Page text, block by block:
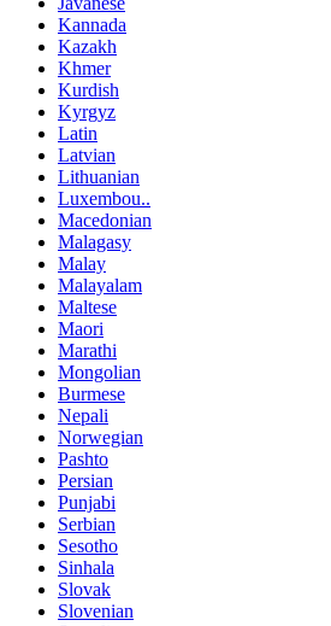
Kannada
Kazakh
Khmer
Kurdish
Kyrgyz
Latin
Latvian
Lithuanian
Luxembou..
Macedonian
Malagasy
Malay
Malayalam
Maltese
Maori
Marathi
Mongolian
Burmese
Nepali
Norwegian
Pashto
Persian
Punjabi
Serbian
Sesotho
Sinhala
Slovak
Slovenian